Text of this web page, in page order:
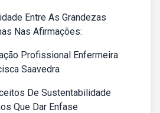
Entre As Grandezas
Nas Afirmações:
Profissional Enfermeira
Saavedra
De Sustentabilidade
Que Dar Enfase